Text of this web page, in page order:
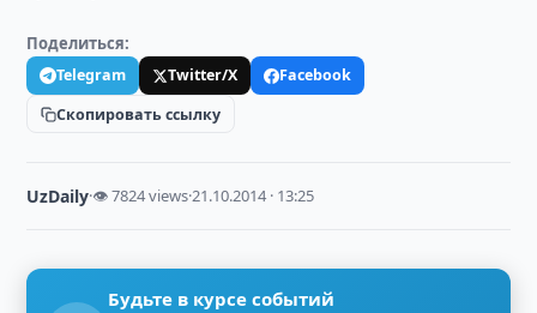
Поделиться:
Telegram Twitter/X
Facebook
Скопировать ссылку
UzDaily·👁 7824 views·21.10.2014 · 13:25
Будьте в курсе событий